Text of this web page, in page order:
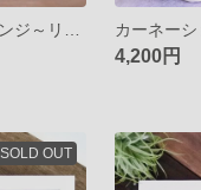
4,200円
SOLD OUT